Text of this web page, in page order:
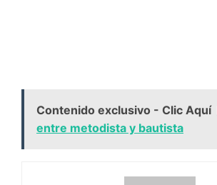
Contenido exclusivo - Clic Aquí
entre metodista y bautista